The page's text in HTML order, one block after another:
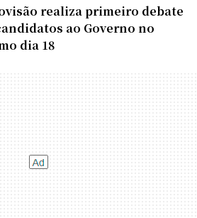
realiza primeiro debate
ao Governo no
dia 18